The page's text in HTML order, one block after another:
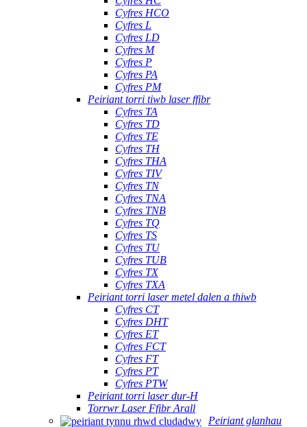
Cyfres HCO
Cyfres L
Cyfres LD
Cyfres M
Cyfres P
Cyfres PA
Cyfres PM
Peiriant torri tiwb laser ffibr
Cyfres TA
Cyfres TD
Cyfres TE
Cyfres TH
Cyfres THA
Cyfres TIV
Cyfres TN
Cyfres TNA
Cyfres TNB
Cyfres TQ
Cyfres TS
Cyfres TU
Cyfres TUB
Cyfres TX
Cyfres TXA
Peiriant torri laser metel dalen a thiwb
Cyfres CT
Cyfres DHT
Cyfres ET
Cyfres FCT
Cyfres FT
Cyfres PT
Cyfres PTW
Peiriant torri laser dur-H
Torrwr Laser Ffibr Arall
Peiriant glanhau